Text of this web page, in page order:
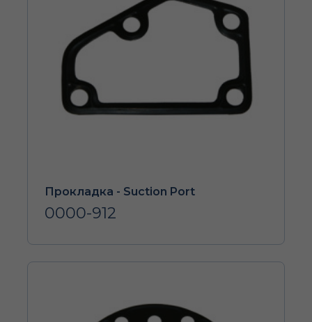
Прокладка - Suction Port
0000-912